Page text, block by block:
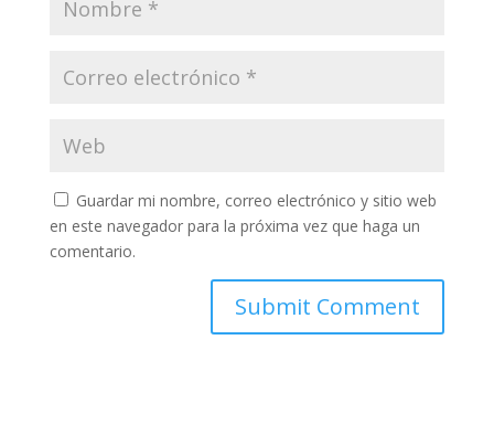
Guardar mi nombre, correo electrónico y sitio web
en este navegador para la próxima vez que haga un
comentario.